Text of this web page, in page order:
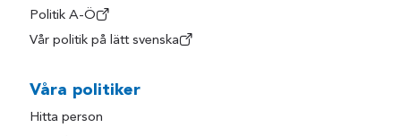
Politik A-Ö
Vår politik på lätt svenska
Våra politiker
Hitta person